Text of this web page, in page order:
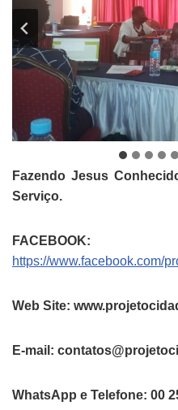
Fazendo Jesus
Serviço.
FACEBOOK:
https://www.facebook.com/
Web Site:
E-mail:
WhatsApp e Telefone: 00